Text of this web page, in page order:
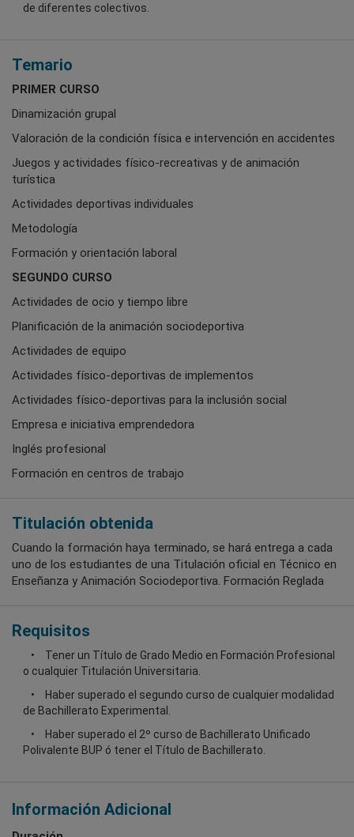
de diferentes colectivos.
Temario
PRIMER CURSO
Dinamización grupal
Valoración de la condición física e intervención en accidentes
Juegos y actividades físico-recreativas y de animación
turística
Actividades deportivas individuales
Metodología
Formación y orientación laboral
SEGUNDO CURSO
Actividades de ocio y tiempo libre
Planificación de la animación sociodeportiva
Actividades de equipo
Actividades físico-deportivas de implementos
Actividades físico-deportivas para la inclusión social
Empresa e iniciativa emprendedora
Inglés profesional
Formación en centros de trabajo
Titulación obtenida
Cuando la formación haya terminado, se hará entrega a cada
uno de los estudiantes de una Titulación oficial en Técnico en
Enseñanza y Animación Sociodeportiva. Formación Reglada
Requisitos
Tener un Título de Grado Medio en Formación Profesional
o cualquier Titulación Universitaria.
Haber superado el segundo curso de cualquier modalidad
de Bachillerato Experimental.
Haber superado el 2º curso de Bachillerato Unificado
Polivalente BUP ó tener el Título de Bachillerato.
Información Adicional